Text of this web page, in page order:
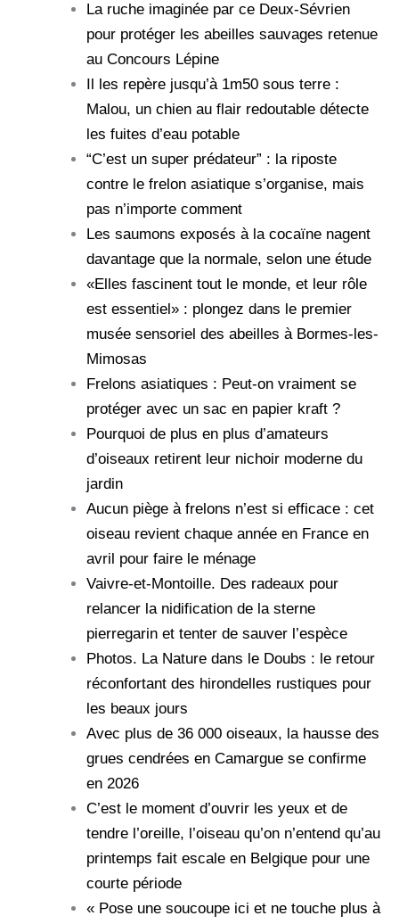
La ruche imaginée par ce Deux-Sévrien
pour protéger les abeilles sauvages retenue
au Concours Lépine
Il les repère jusqu’à 1m50 sous terre :
Malou, un chien au flair redoutable détecte
les fuites d’eau potable
“C’est un super prédateur” : la riposte
contre le frelon asiatique s’organise, mais
pas n’importe comment
Les saumons exposés à la cocaïne nagent
davantage que la normale, selon une étude
«Elles fascinent tout le monde, et leur rôle
est essentiel» : plongez dans le premier
musée sensoriel des abeilles à Bormes-les-
Mimosas
Frelons asiatiques : Peut-on vraiment se
protéger avec un sac en papier kraft ?
Pourquoi de plus en plus d’amateurs
d’oiseaux retirent leur nichoir moderne du
jardin
Aucun piège à frelons n’est si efficace : cet
oiseau revient chaque année en France en
avril pour faire le ménage
Vaivre-et-Montoille. Des radeaux pour
relancer la nidification de la sterne
pierregarin et tenter de sauver l’espèce
Photos. La Nature dans le Doubs : le retour
réconfortant des hirondelles rustiques pour
les beaux jours
Avec plus de 36 000 oiseaux, la hausse des
grues cendrées en Camargue se confirme
en 2026
C’est le moment d’ouvrir les yeux et de
tendre l’oreille, l’oiseau qu’on n’entend qu’au
printemps fait escale en Belgique pour une
courte période
« Pose une soucoupe ici et ne touche plus à